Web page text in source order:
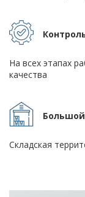
На всех этапах
качества
Складская